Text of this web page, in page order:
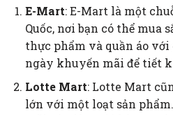
E-Mart: E-Mart là một
Quốc, nơi bạn có thể mua
thực phẩm và quần áo
ngày khuyến mãi để tiết
Lotte Mart: Lotte Mart
lớn với một loạt sản